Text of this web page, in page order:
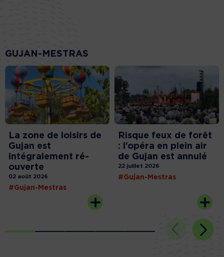
GUJAN-MESTRAS
La zone de loisirs de
Gujan est
intégralement ré-
ouverte
02 août 2026
#Gujan-Mestras
Risque feux de forêt
: l’opéra en plein air
de Gujan est annulé
22 juillet 2026
#Gujan-Mestras